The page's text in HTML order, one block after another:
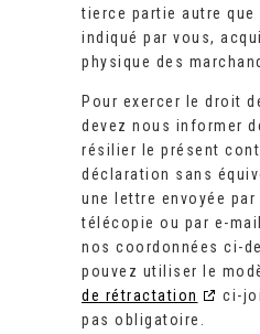
tierce partie autre
indiqué par vous,
physique des
Pour exercer le droit
devez nous informer
résilier le présent
déclaration sans
une lettre envoyée
télécopie ou par e-
nos coordonnées ci-
pouvez utiliser le
de rétractation
ci-
pas obligatoire.